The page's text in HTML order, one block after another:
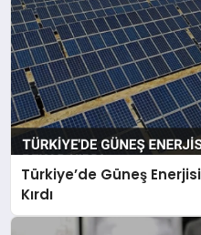
Türkiye’de Güneş
Kırdı